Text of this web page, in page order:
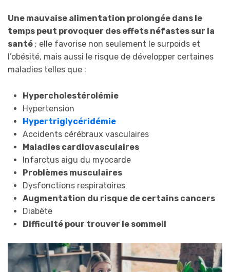
Une mauvaise alimentation prolongée dans le
temps peut provoquer des effets néfastes sur la
santé ; elle favorise non seulement le surpoids et
l’obésité, mais aussi le risque de développer certaines
maladies telles que :
Hypercholestérolémie
Hypertension
Hypertriglycéridémie
Accidents cérébraux vasculaires
Maladies cardiovasculaires
Infarctus aigu du myocarde
Problèmes musculaires
Dysfonctions respiratoires
Augmentation du risque de certains cancers
Diabète
Difficulté pour trouver le sommeil